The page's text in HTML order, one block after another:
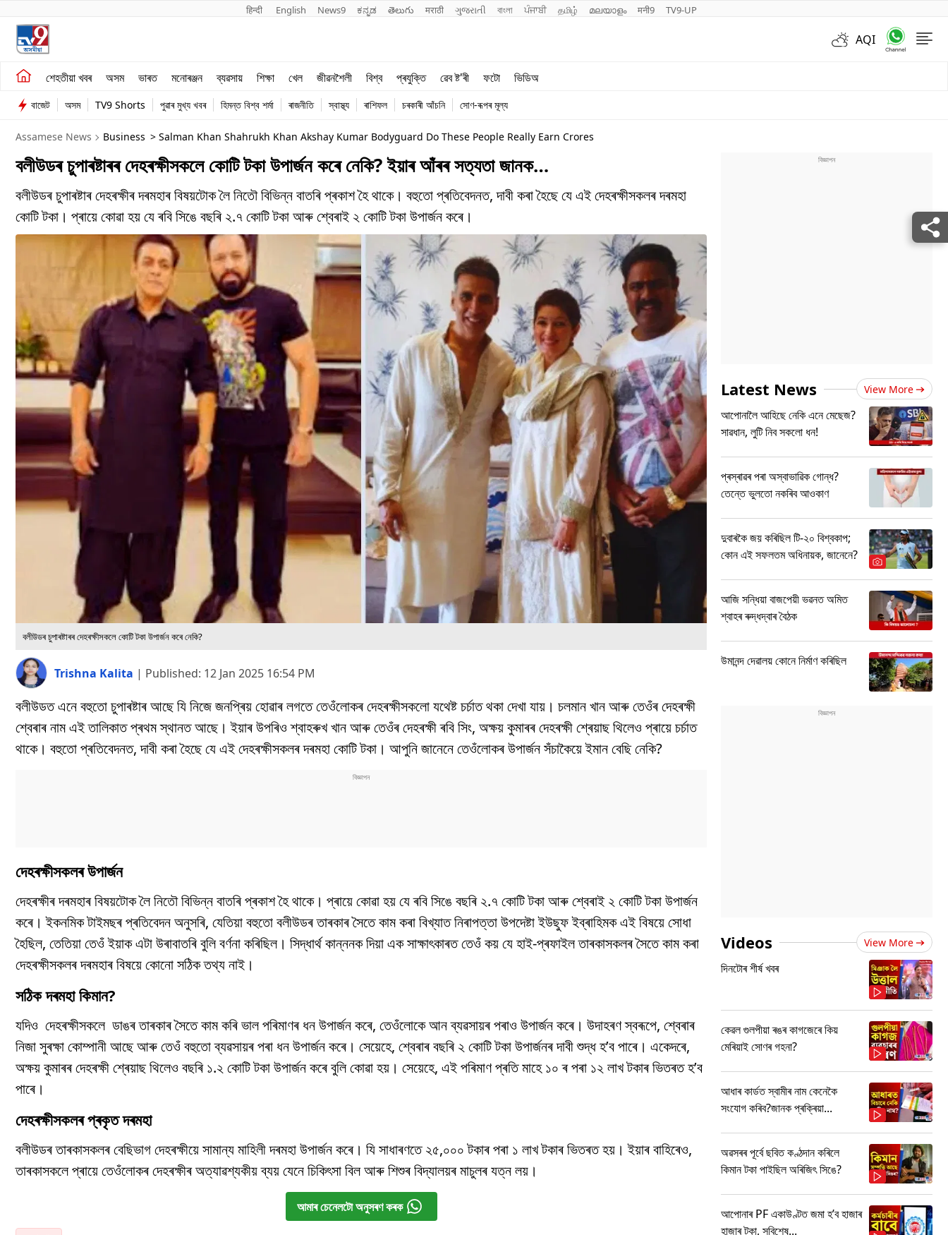
हिन्दी English News9 ಕನ್ನಡ తెలుగు मराठी ગુજરાતી বাংলা ਪੰਜਾਬੀ தமிழ் മലയാളം मनी9 TV9-UP
AQI
শেহতীয়া খবৰ অসম ভাৰত মনোৰঞ্জন ব্যৱসায় শিক্ষা খেল জীৱনশৈলী বিশ্ব প্ৰযুক্তি ৱেব ষ্ট'ৰী ফটো ভিডিঅ
শেহতীয়া খবৰ
অসম
ভাৰত
ব্যৱসায়
খেল
জীৱনশৈলী
বাজেট অসম TV9 Shorts পুৱাৰ মুখ্য খবৰ হিমন্ত বিশ্ব শৰ্মা ৰাজনীতি স্বাস্থ্য ৰাশিফল চৰকাৰী আঁচনি সোণ-ৰূপৰ মূল্য
Assamese News Business > Salman Khan Shahrukh Khan Akshay Kumar Bodyguard Do These People Really Earn Crores
বলীউডৰ চুপাৰষ্টাৰৰ দেহৰক্ষীসকলে কোটি টকা উপাৰ্জন কৰে নেকি? ইয়াৰ আঁৰৰ সত্যতা জানক…
বলীউডৰ চুপাৰষ্টাৰ দেহৰক্ষীৰ দৰমহাৰ বিষয়টোক লৈ নিতৌ বিভিন্ন বাতৰি প্ৰকাশ হৈ থাকে। বহুতো প্ৰতিবেদনত, দাবী কৰা হৈছে যে এই দেহৰক্ষীসকলৰ দৰমহা
কোটি টকা। প্ৰায়ে কোৱা হয় যে ৰবি সিঙে বছৰি ২.৭ কোটি টকা আৰু শ্বেৰাই ২ কোটি টকা উপাৰ্জন কৰে।
বলীউডৰ চুপাৰষ্টাৰৰ দেহৰক্ষীসকলে কোটি টকা উপাৰ্জন কৰে নেকি?
Trishna Kalita | Published: 12 Jan 2025 16:54 PM
বলীউডত এনে বহুতো চুপাৰষ্টাৰ আছে যি নিজে জনপ্ৰিয় হোৱাৰ লগতে তেওঁলোকৰ দেহৰক্ষীসকলো যথেষ্ট চৰ্চাত থকা দেখা যায়। চলমান খান আৰু তেওঁৰ দেহৰক্ষী
শ্বেৰাৰ নাম এই তালিকাত প্ৰথম স্থানত আছে। ইয়াৰ উপৰিও শ্বাহৰুখ খান আৰু তেওঁৰ দেহৰক্ষী ৰবি সিং, অক্ষয় কুমাৰৰ দেহৰক্ষী শ্ৰেয়াছ থিলেও প্ৰায়ে চৰ্চাত
থাকে। বহুতো প্ৰতিবেদনত, দাবী কৰা হৈছে যে এই দেহৰক্ষীসকলৰ দৰমহা কোটি টকা। আপুনি জানেনে তেওঁলোকৰ উপাৰ্জন সঁচাকৈয়ে ইমান বেছি নেকি?
দেহৰক্ষীসকলৰ উপাৰ্জন
দেহৰক্ষীৰ দৰমহাৰ বিষয়টোক লৈ নিতৌ বিভিন্ন বাতৰি প্ৰকাশ হৈ থাকে। প্ৰায়ে কোৱা হয় যে ৰবি সিঙে বছৰি ২.৭ কোটি টকা আৰু শ্বেৰাই ২ কোটি টকা উপাৰ্জন
কৰে। ইকনমিক টাইমছৰ প্ৰতিবেদন অনুসৰি, যেতিয়া বহুতো বলীউডৰ তাৰকাৰ সৈতে কাম কৰা বিখ্যাত নিৰাপত্তা উপদেষ্টা ইউছুফ ইব্ৰাহিমক এই বিষয়ে সোধা
হৈছিল, তেতিয়া তেওঁ ইয়াক এটা উৰাবাতৰি বুলি বৰ্ণনা কৰিছিল। সিদ্ধাৰ্থ কান্ননক দিয়া এক সাক্ষাৎকাৰত তেওঁ কয় যে হাই-প্ৰফাইল তাৰকাসকলৰ সৈতে কাম কৰা
দেহৰক্ষীসকলৰ দৰমহাৰ বিষয়ে কোনো সঠিক তথ্য নাই।
সঠিক দৰমহা কিমান?
যদিও দেহৰক্ষীসকলে ডাঙৰ তাৰকাৰ সৈতে কাম কৰি ভাল পৰিমাণৰ ধন উপাৰ্জন কৰে, তেওঁলোকে আন ব্যৱসায়ৰ পৰাও উপাৰ্জন কৰে। উদাহৰণ স্বৰূপে, শ্বেৰাৰ
নিজা সুৰক্ষা কোম্পানী আছে আৰু তেওঁ বহুতো ব্যৱসায়ৰ পৰা ধন উপাৰ্জন কৰে। সেয়েহে, শ্বেৰাৰ বছৰি ২ কোটি টকা উপাৰ্জনৰ দাবী শুদ্ধ হ’ব পাৰে। একেদৰে,
অক্ষয় কুমাৰৰ দেহৰক্ষী শ্ৰেয়াছ থিলেও বছৰি ১.২ কোটি টকা উপাৰ্জন কৰে বুলি কোৱা হয়। সেয়েহে, এই পৰিমাণ প্ৰতি মাহে ১০ ৰ পৰা ১২ লাখ টকাৰ ভিতৰত হ’ব
পাৰে।
দেহৰক্ষীসকলৰ প্ৰকৃত দৰমহা
বলীউডৰ তাৰকাসকলৰ বেছিভাগ দেহৰক্ষীয়ে সামান্য মাহিলী দৰমহা উপাৰ্জন কৰে। যি সাধাৰণতে ২৫,০০০ টকাৰ পৰা ১ লাখ টকাৰ ভিতৰত হয়। ইয়াৰ বাহিৰেও,
তাৰকাসকলে প্ৰায়ে তেওঁলোকৰ দেহৰক্ষীৰ অত্যাৱশ্যকীয় ব্যয় যেনে চিকিৎসা বিল আৰু শিশুৰ বিদ্যালয়ৰ মাচুলৰ যত্ন লয়।
আমাৰ চেনেলটো অনুসৰণ কৰক
Latest News View More
আপোনালৈ আহিছে নেকি এনে মেছেজ?
সাৱধান, লুটি নিব সকলো ধন!
প্ৰস্ৰাৱৰ পৰা অস্বাভাৱিক গোন্ধ?
তেন্তে ভুলতো নকৰিব আওকাণ
দুবাৰকৈ জয় কৰিছিল টি-২০ বিশ্বকাপ;
কোন এই সফলতম অধিনায়ক, জানেনে?
আজি সন্ধিয়া বাজপেয়ী ভৱনত অমিত
শ্বাহৰ ৰুদ্ধদ্বাৰ বৈঠক
উমানন্দ দেৱালয় কোনে নিৰ্মাণ কৰিছিল
Videos View More
দিনটোৰ শীৰ্ষ খবৰ
কেৱল গুলপীয়া ৰঙৰ কাগজেৰে কিয়
মেৰিয়াই সোণৰ গহনা?
আধাৰ কাৰ্ডত স্বামীৰ নাম কেনেকৈ
সংযোগ কৰিব?জানক প্ৰক্ৰিয়া...
অৱসৰৰ পূৰ্বে ছবিত কণ্ঠদান কৰিলে
কিমান টকা পাইছিল অৰিজিৎ সিঙে?
আপোনাৰ PF একাউণ্টত জমা হ’ব হাজাৰ
হাজাৰ টকা, সবিশেষ...